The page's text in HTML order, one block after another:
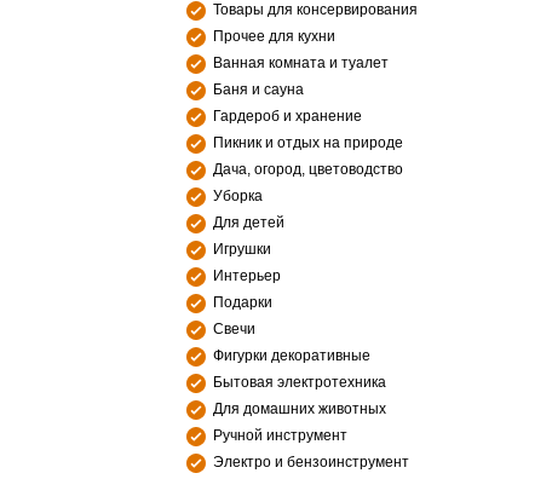
Товары для консервирования
Прочее для кухни
Ванная комната и туалет
Баня и сауна
Гардероб и хранение
Пикник и отдых на природе
Дача, огород, цветоводство
Уборка
Для детей
Игрушки
Интерьер
Подарки
Свечи
Фигурки декоративные
Бытовая электротехника
Для домашних животных
Ручной инструмент
Электро и бензоинструмент